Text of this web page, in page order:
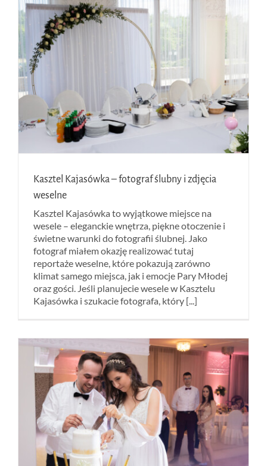
Kasztel Kajasówka – fotograf ślubny i zdjęcia
weselne
Kasztel Kajasówka to wyjątkowe miejsce na
wesele – eleganckie wnętrza, piękne otoczenie i
świetne warunki do fotografii ślubnej. Jako
fotograf miałem okazję realizować tutaj
reportaże weselne, które pokazują zarówno
klimat samego miejsca, jak i emocje Pary Młodej
oraz gości. Jeśli planujecie wesele w Kasztelu
Kajasówka i szukacie fotografa, który [...]